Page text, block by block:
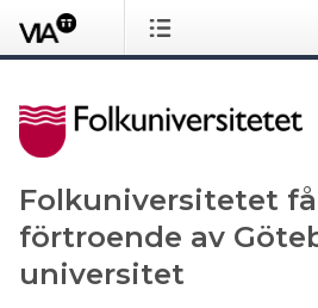
Folkuniversitetet
förtroende av
universitet